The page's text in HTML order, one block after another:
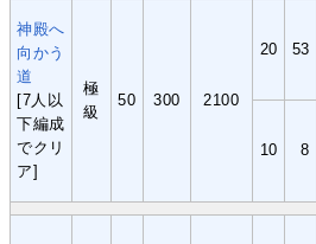
神殿へ
向かう
道
[7人以
下編成
でクリ
ア]
極
級
50 300 2100
20 53
10 8